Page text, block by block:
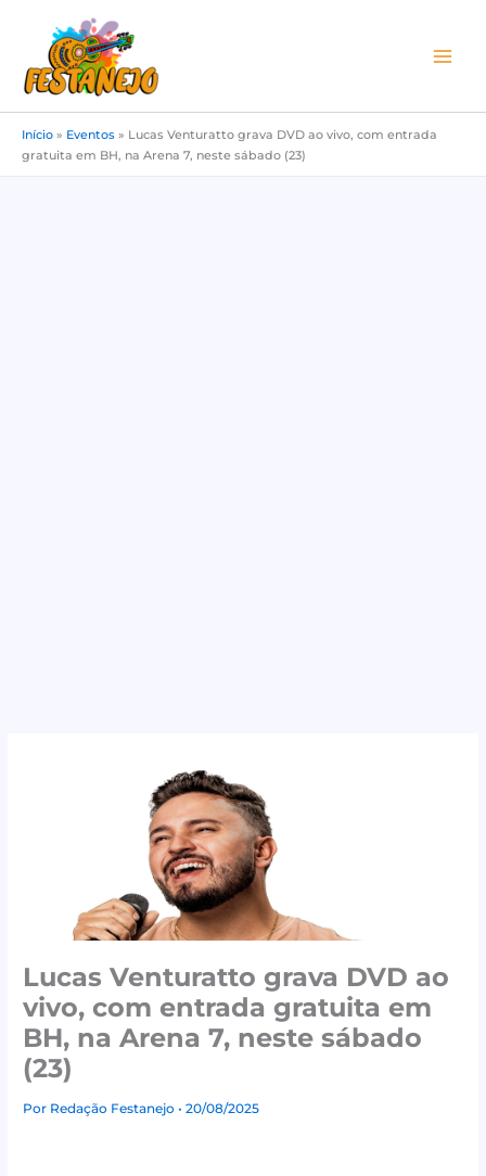
conteúdo
Início » Eventos » Lucas Venturatto grava DVD ao vivo, com entrada
gratuita em BH, na Arena 7, neste sábado (23)
Lucas Venturatto grava DVD ao
vivo, com entrada gratuita em
BH, na Arena 7, neste sábado
(23)
Por Redação Festanejo• 20/08/2025